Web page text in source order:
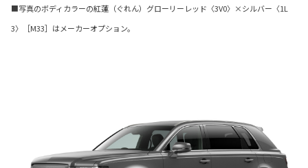
■写真のボディカラーの紅蓮（ぐれん）グローリーレッド〈3V0〉×シルバー〈1L
3〉［M33］はメーカーオプション。